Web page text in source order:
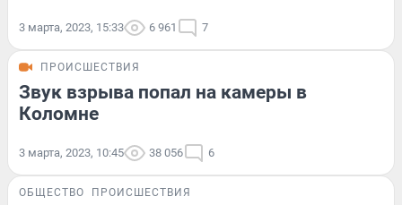
3 марта, 2023, 15:33 6 961 7
ПРОИСШЕСТВИЯ
Звук взрыва попал на камеры в
Коломне
3 марта, 2023, 10:45 38 056 6
ОБЩЕСТВО ПРОИСШЕСТВИЯ